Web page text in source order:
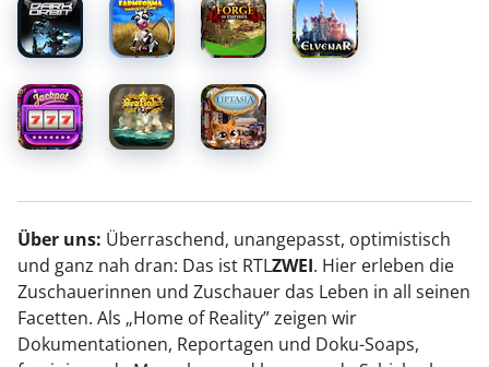
Über uns: Überraschend, unangepasst, optimistisch
und ganz nah dran: Das ist RTLZWEI. Hier erleben die
Zuschauerinnen und Zuschauer das Leben in all seinen
Facetten. Als „Home of Reality” zeigen wir
Dokumentationen, Reportagen und Doku-Soaps,